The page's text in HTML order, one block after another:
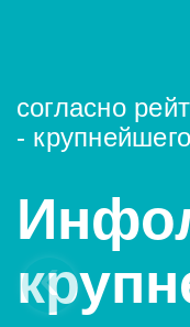
согласно
-
‹